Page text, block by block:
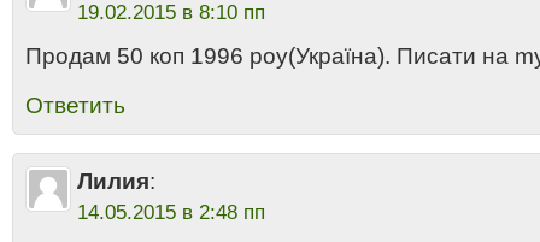
19.02.2015 в 8:10 пп
Продам 50 коп 1996 роу(Україна). Писати на
Ответить
Лилия:
14.05.2015 в 2:48 пп